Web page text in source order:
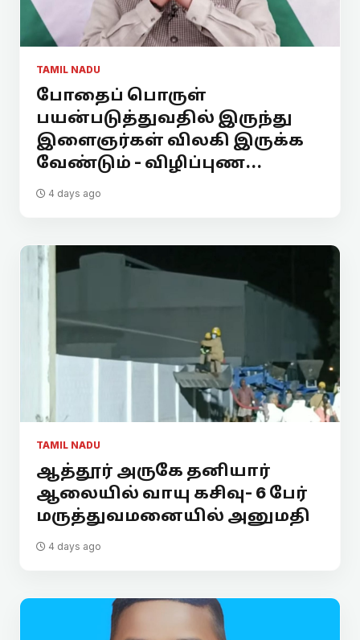
TAMIL NADU
போதைப் பொருள்
பயன்படுத்துவதில் இருந்து
இளைஞர்கள் விலகி இருக்க
வேண்டும் - விழிப்புண...
4 days ago
TAMIL NADU
ஆத்தூர் அருகே தனியார்
ஆலையில் வாயு கசிவு- 6 பேர்
மருத்துவமனையில் அனுமதி
4 days ago